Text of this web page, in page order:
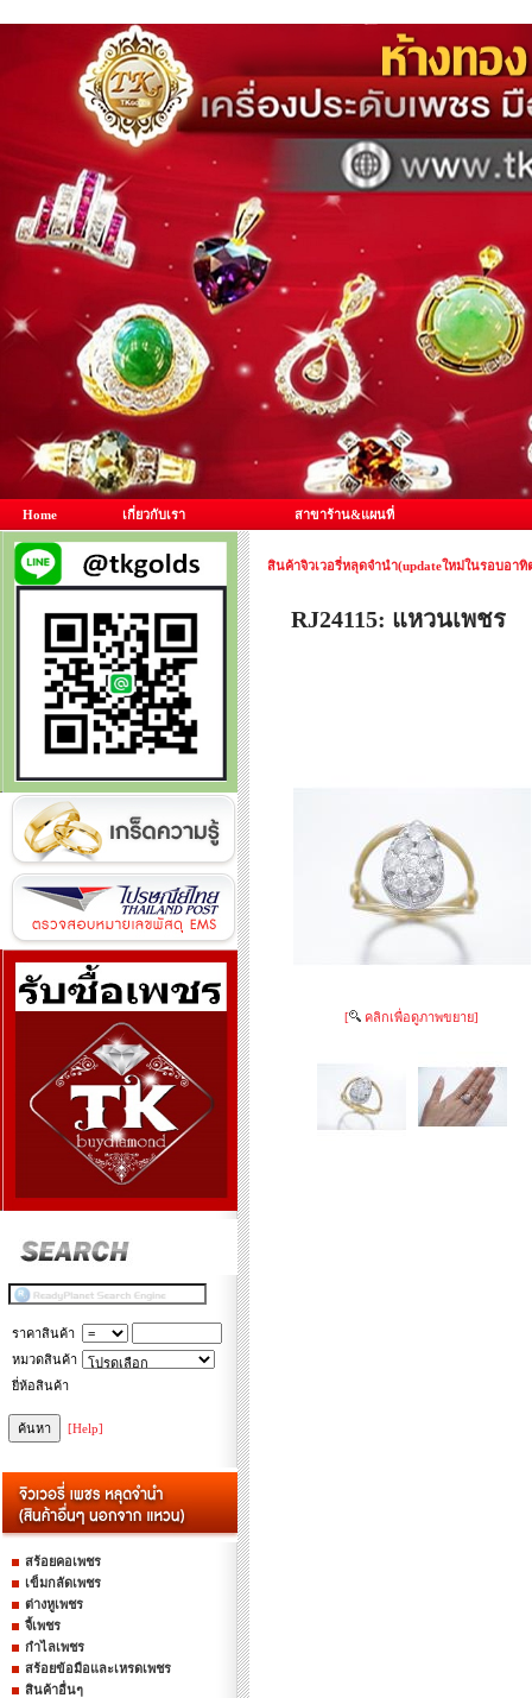
Home เกี่ยวกับเรา สาขาร้าน&แผนที่
ราคาสินค้า
หมวดสินค้า
ยี่ห้อสินค้า
[Help]
สร้อยคอเพชร
เข็มกลัดเพชร
ต่างหูเพชร
จี้เพชร
กำไลเพชร
สร้อยข้อมือและเหรดเพชร
สินค้าอื่นๆ
สินค้าจิวเวอรี่หลุดจำนำ(updateใหม่ในรอบอาทิ
RJ24115: แหวนเพชร
[ คลิกเพื่อดูภาพขยาย]